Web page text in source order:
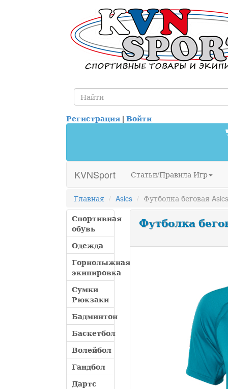
Регистрация | Войти
KVNSport Статьи/Правила Игр
Главная Asics
Футболка беговая
Спортивная
обувь
Одежда
Горнолыжная
экипировка
Сумки
Рюкзаки
Бадминтон
Баскетбол
Волейбол
Гандбол
Дартс
Футболка